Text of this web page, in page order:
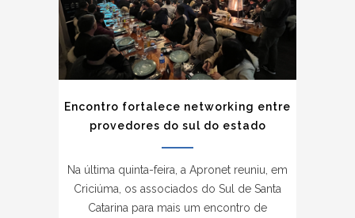
Encontro fortalece networking entre
provedores do sul do estado
Na última quinta-feira, a Apronet reuniu, em
Criciúma, os associados do Sul de Santa
Catarina para mais um encontro de